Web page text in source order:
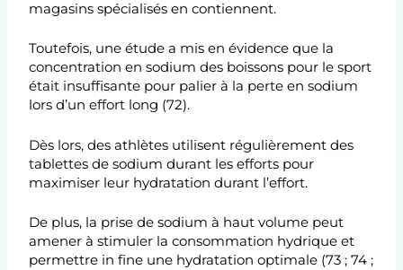
magasins spécialisés en contiennent.
Toutefois, une étude a mis en évidence que la
concentration en sodium des boissons pour le sport
était insuffisante pour palier à la perte en sodium
lors d’un effort long (72).
Dès lors, des athlètes utilisent régulièrement des
tablettes de sodium durant les efforts pour
maximiser leur hydratation durant l’effort.
De plus, la prise de sodium à haut volume peut
amener à stimuler la consommation hydrique et
permettre in fine une hydratation optimale (73 ; 74 ;